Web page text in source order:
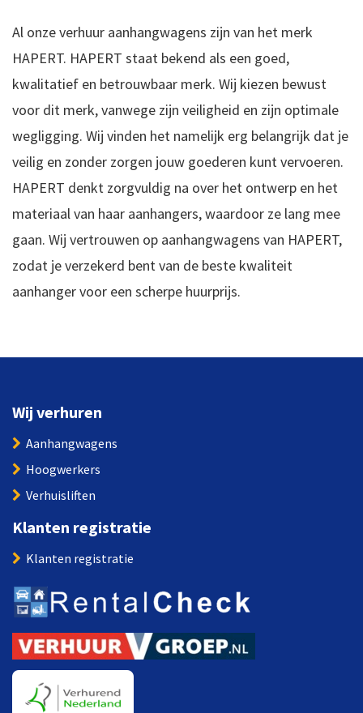
Al onze verhuur aanhangwagens zijn van het merk
HAPERT. HAPERT staat bekend als een goed,
kwalitatief en betrouwbaar merk. Wij kiezen bewust
voor dit merk, vanwege zijn veiligheid en zijn optimale
wegligging. Wij vinden het namelijk erg belangrijk dat je
veilig en zonder zorgen jouw goederen kunt vervoeren.
HAPERT denkt zorgvuldig na over het ontwerp en het
materiaal van haar aanhangers, waardoor ze lang mee
gaan. Wij vertrouwen op aanhangwagens van HAPERT,
zodat je verzekerd bent van de beste kwaliteit
aanhanger voor een scherpe huurprijs.
Wij verhuren
Aanhangwagens
Hoogwerkers
Verhuisliften
Klanten registratie
Klanten registratie